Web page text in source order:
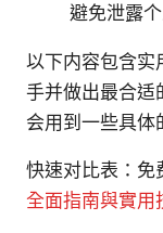
避免泄露
以下内容包含实
手并做出最合适
会用到一些具体
快速对比表：免
全面指南與實用